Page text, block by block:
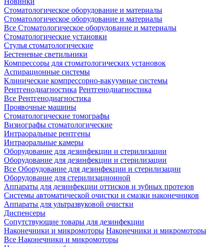
Стоматологическое оборудование и материалы
Стоматологическое оборудование и материалы
Все Стоматологическое оборудование и материалы
Стоматологические установки
Стулья стоматологические
Бестеневые светильники
Компрессоры для стоматологических установок
Аспирационные системы
Клинические компрессорно-вакуумные системы
Рентгенодиагностика Рентгенодиагностика
Все Рентгенодиагностика
Проявочные машины
Стоматологические томографы
Визиографы стоматологические
Интраоральные рентгены
Интраоральные камеры
Оборудование для дезинфекции и стерилизации
Оборудование для дезинфекции и стерилизации
Все Оборудование для дезинфекции и стерилизации
Оборудование для стерилизационной
Аппараты для дезинфекции оттисков и зубных протезов
Системы автоматической очистки и смазки наконечников
Аппараты для ультразвуковой очистки
Диспенсеры
Сопутствующие товары для дезинфекции
Наконечники и микромоторы Наконечники и микромоторы
Все Наконечники и микромоторы